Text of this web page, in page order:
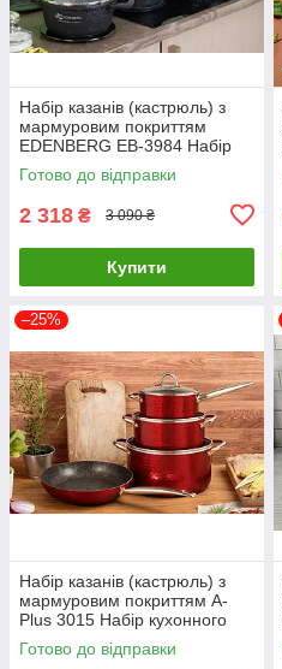
Набір казанів (кастрюль) з
мармуровим покриттям
EDENBERG EB-3984 Набір
кухонного посуду 8 предметів
Готово до відправки
2 318 ₴ 3 090 ₴
Купити
–25%
Набір казанів (кастрюль) з
мармуровим покриттям A-
Plus 3015 Набір кухонного
посуду 7 предметів
(Червоний)
Готово до відправки